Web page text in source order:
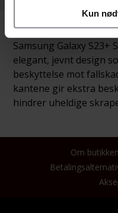
Kun
Samsung Galaxy S23+
elegant, jevnt design
beskyttelse mot
kantene gir ekstra
hindrer uheldige
Om butikken